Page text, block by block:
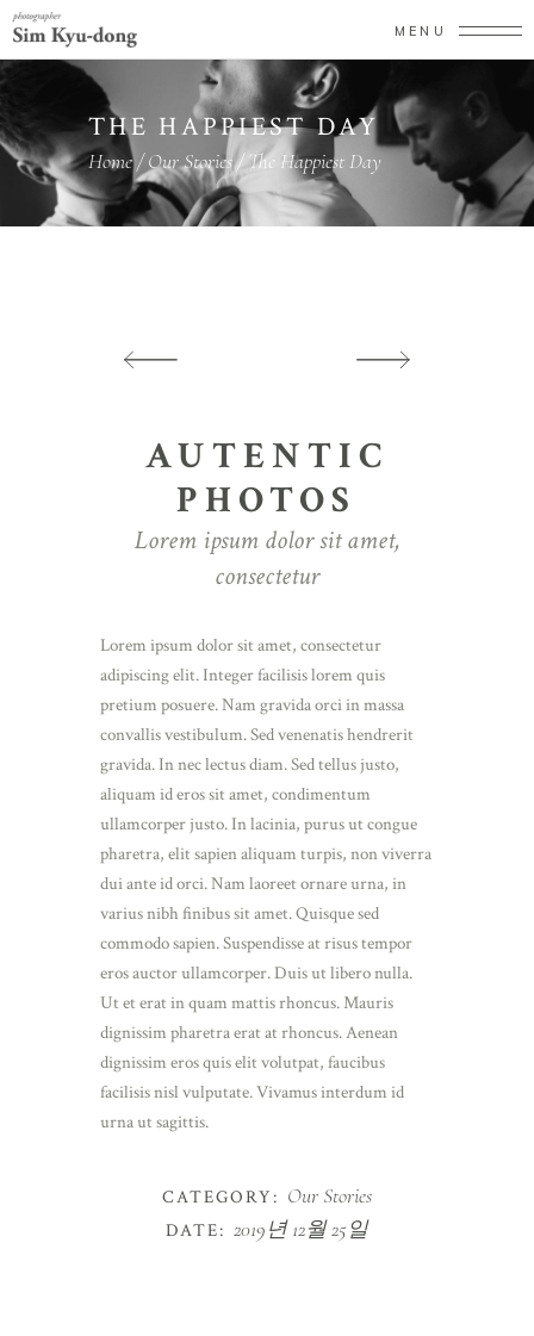
MENU
THE HAPPIEST DAY
Home/Our Stories/The Happiest Day
AUTENTIC
PHOTOS
Lorem ipsum dolor sit amet,
consectetur
Lorem ipsum dolor sit amet, consectetur
adipiscing elit. Integer facilisis lorem quis
pretium posuere. Nam gravida orci in massa
convallis vestibulum. Sed venenatis hendrerit
gravida. In nec lectus diam. Sed tellus justo,
aliquam id eros sit amet, condimentum
ullamcorper justo. In lacinia, purus ut congue
pharetra, elit sapien aliquam turpis, non viverra
dui ante id orci. Nam laoreet ornare urna, in
varius nibh finibus sit amet. Quisque sed
commodo sapien. Suspendisse at risus tempor
eros auctor ullamcorper. Duis ut libero nulla.
Ut et erat in quam mattis rhoncus. Mauris
dignissim pharetra erat at rhoncus. Aenean
dignissim eros quis elit volutpat, faucibus
facilisis nisl vulputate. Vivamus interdum id
urna ut sagittis.
CATEGORY: Our Stories
DATE: 2019년 12월 25일